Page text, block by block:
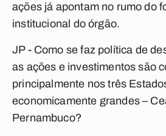
ações já apontam no rumo do
institucional do órgão.
JP - Como se faz política de
as ações e investimentos são
principalmente nos três
economicamente grandes –
Pernambuco?